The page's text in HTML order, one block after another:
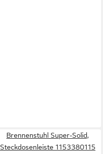
Brennenstuhl Super-Solid,
Steckdosenleiste 1153380115